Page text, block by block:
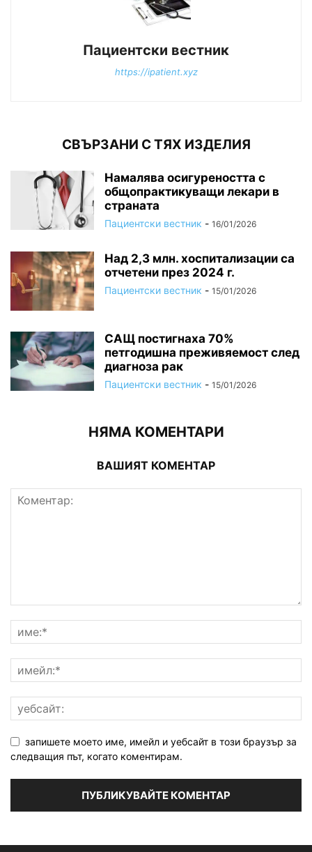
Пациентски вестник
https://ipatient.xyz
СВЪРЗАНИ С ТЯХ ИЗДЕЛИЯ
Намалява осигуреността с
общопрактикуващи лекари в
страната
Пациентски вестник - 16/01/2026
Над 2,3 млн. хоспитализации са
отчетени през 2024 г.
Пациентски вестник - 15/01/2026
САЩ постигнаха 70%
петгодишна преживяемост след
диагноза рак
Пациентски вестник - 15/01/2026
НЯМА КОМЕНТАРИ
ВАШИЯТ КОМЕНТАР
запишете моето име, имейл и уебсайт в този браузър за
следващия път, когато коментирам.